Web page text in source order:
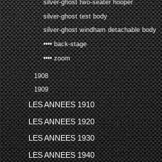
silver-ghost two-seater hooper
silver-ghost test body
silver-ghost windham detachable body
•••• back-stage
•••• zoom
1908
1909
LES ANNEES 1910
LES ANNEES 1920
LES ANNEES 1930
LES ANNEES 1940